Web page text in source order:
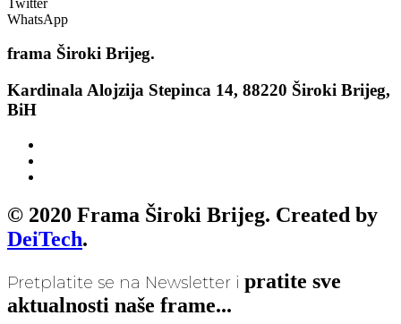
WhatsApp
frama Široki Brijeg.
Kardinala Alojzija Stepinca 14, 88220 Široki Brijeg,
BiH
© 2020 Frama Široki Brijeg. Created by
DeiTech.
Pretplatite se na Newsletter i pratite sve
aktualnosti naše frame...